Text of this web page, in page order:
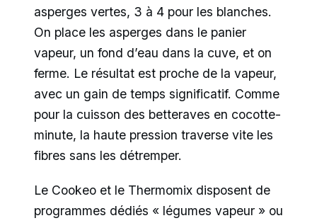
asperges vertes, 3 à 4 pour les blanches.
On place les asperges dans le panier
vapeur, un fond d’eau dans la cuve, et on
ferme. Le résultat est proche de la vapeur,
avec un gain de temps significatif. Comme
pour la cuisson des betteraves en cocotte-
minute, la haute pression traverse vite les
fibres sans les détremper.
Le Cookeo et le Thermomix disposent de
programmes dédiés « légumes vapeur » ou